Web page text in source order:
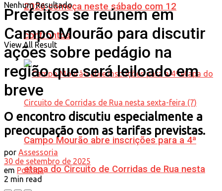
2026 começa neste sábado com 12
confrontos
Campo Mourão abre inscrições para a 4ª
etapa do Circuito de Corridas de Rua nesta
Nenhum Resultado
View All Result
Prefeitos se reúnem em
Campo Mourão para discutir
ações sobre pedágio na
região que será leiloado em
breve
O encontro discutiu especialmente a
preocupação com as tarifas previstas.
por Assessoria
30 de setembro de 2025
em Política
2 min read